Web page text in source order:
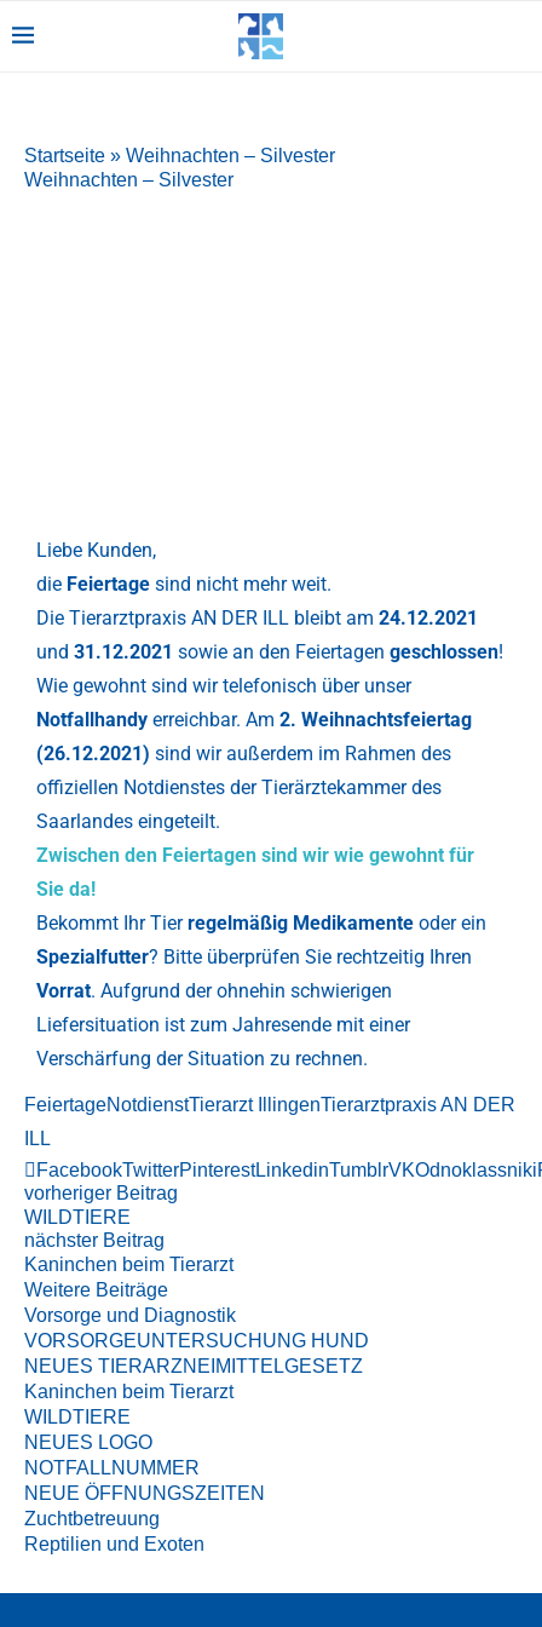
Startseite » Weihnachten – Silvester
Weihnachten – Silvester
Liebe Kunden,
die Feiertage sind nicht mehr weit.
Die Tierarztpraxis AN DER ILL bleibt am 24.12.2021
und 31.12.2021 sowie an den Feiertagen geschlossen!
Wie gewohnt sind wir telefonisch über unser
Notfallhandy erreichbar. Am 2. Weihnachtsfeiertag
(26.12.2021) sind wir außerdem im Rahmen des
offiziellen Notdienstes der Tierärztekammer des
Saarlandes eingeteilt.
Zwischen den Feiertagen sind wir wie gewohnt für
Sie da!
Bekommt Ihr Tierregelmäßig Medikamente oder ein
Spezialfutter? Bitte überprüfen Sie rechtzeitig Ihren
Vorrat. Aufgrund der ohnehin schwierigen
Liefersituation ist zum Jahresende mit einer
Verschärfung der Situation zu rechnen.
FeiertageNotdienstTierarzt IllingenTierarztpraxis AN DER
ILL
FacebookTwitterPinterestLinkedinTumblrVKOdnoklassniki
vorheriger Beitrag
WILDTIERE
nächster Beitrag
Kaninchen beim Tierarzt
Weitere Beiträge
Vorsorge und Diagnostik
VORSORGEUNTERSUCHUNG HUND
NEUES TIERARZNEIMITTELGESETZ
Kaninchen beim Tierarzt
WILDTIERE
NEUES LOGO
NOTFALLNUMMER
NEUE ÖFFNUNGSZEITEN
Zuchtbetreuung
Reptilien und Exoten